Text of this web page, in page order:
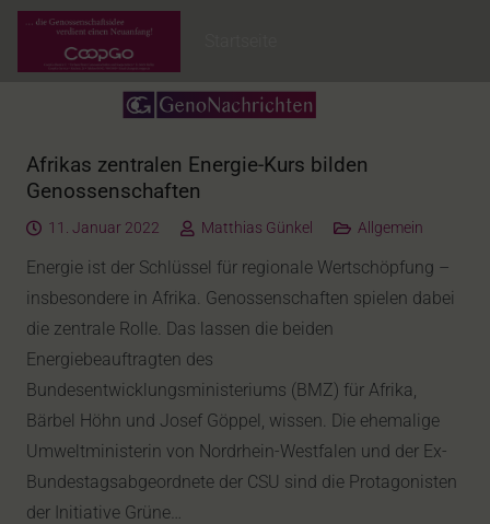
Afrikas zentralen Energie-Kurs bilden
Genossenschaften
11. Januar 2022 Matthias Günkel Allgemein
Energie ist der Schlüssel für regionale Wertschöpfung –
insbesondere in Afrika. Genossenschaften spielen dabei
die zentrale Rolle. Das lassen die beiden
Energiebeauftragten des
Bundesentwicklungsministeriums (BMZ) für Afrika,
Bärbel Höhn und Josef Göppel, wissen. Die ehemalige
Umweltministerin von Nordrhein-Westfalen und der Ex-
Bundestagsabgeordnete der CSU sind die Protagonisten
der Initiative Grüne…